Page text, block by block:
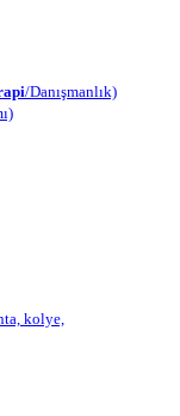
/Danışmanlık)
kolye,